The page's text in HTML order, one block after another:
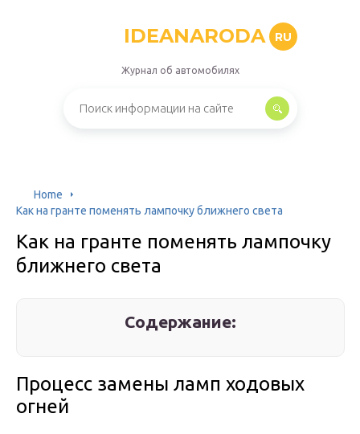
IDEANARODA RU
Журнал об автомобилях
Home
Как на гранте поменять лампочку ближнего света
Как на гранте поменять лампочку
ближнего света
Содержание:
Процесс замены ламп ходовых
огней